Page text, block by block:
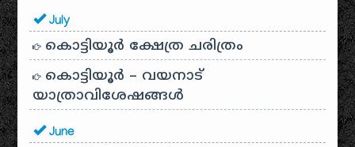
July
കൊട്ടിയൂർ ക്ഷേത്ര ചരിത്രം
കൊട്ടിയൂർ – വയനാട്
യാത്രാവിശേഷങ്ങൾ
June